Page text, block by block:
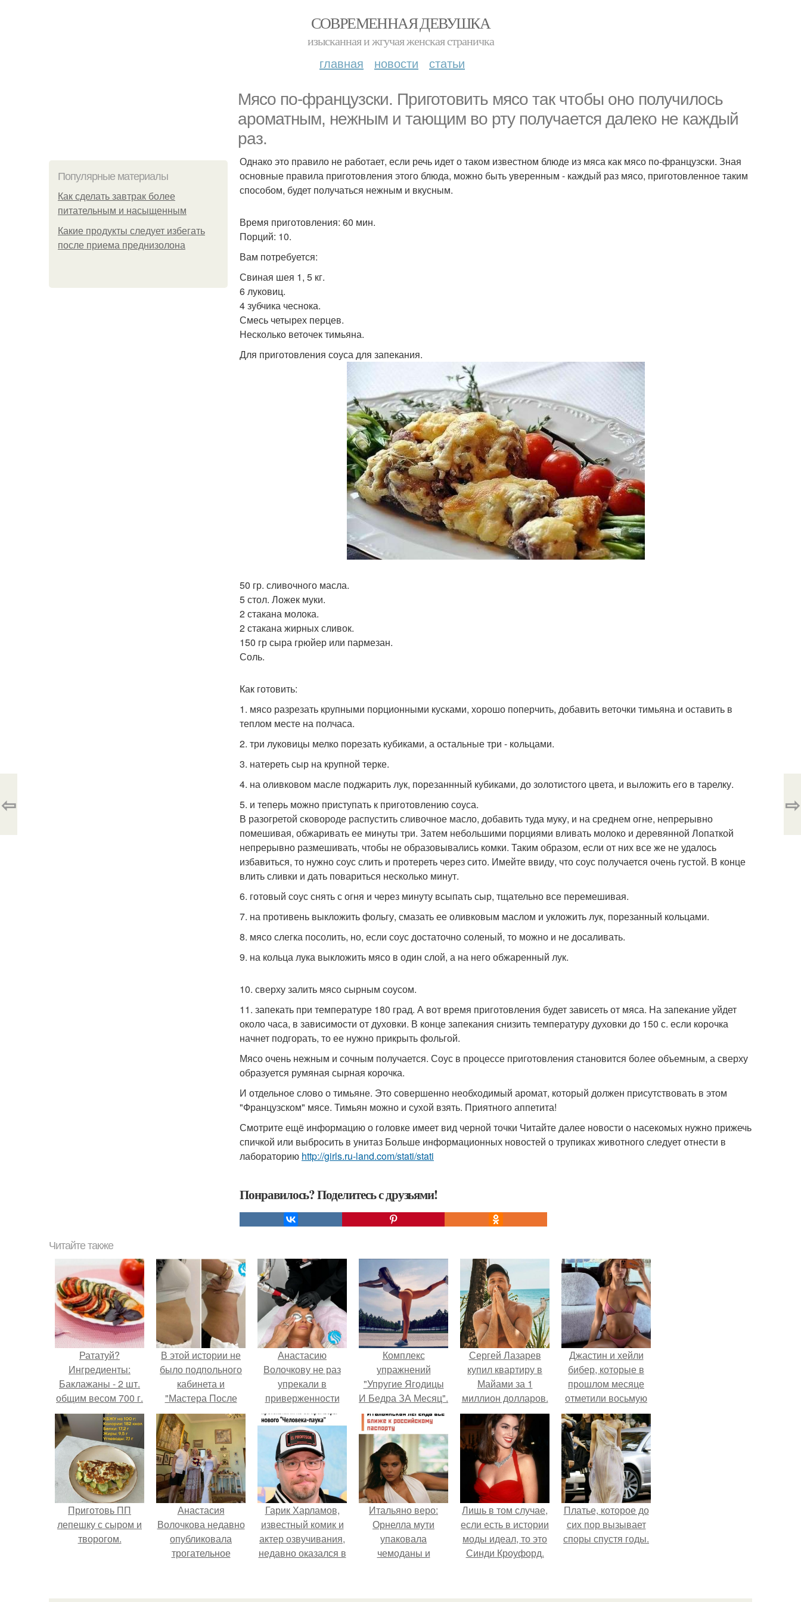
СОВРЕМЕННАЯ ДЕВУШКА
изысканная и жгучая женская страничка
главная новости статьи
Мясо по-французски. Приготовить мясо так чтобы оно получилось
ароматным, нежным и тающим во рту получается далеко не каждый
раз.
Популярные материалы
Как сделать завтрак более
питательным и насыщенным
Какие продукты следует избегать
после приема преднизолона
Однако это правило не работает, если речь идет о таком известном блюде из мяса как мясо по-французски. Зная
основные правила приготовления этого блюда, можно быть уверенным - каждый раз мясо, приготовленное таким
способом, будет получаться нежным и вкусным.
Время приготовления: 60 мин.
Порций: 10.
Вам потребуется:
Свиная шея 1, 5 кг.
6 луковиц.
4 зубчика чеснока.
Смесь четырех перцев.
Несколько веточек тимьяна.
Для приготовления соуса для запекания.
50 гр. сливочного масла.
5 стол. Ложек муки.
2 стакана молока.
2 стакана жирных сливок.
150 гр сыра грюйер или пармезан.
Соль.
Как готовить:
1. мясо разрезать крупными порционными кусками, хорошо поперчить, добавить веточки тимьяна и оставить в
теплом месте на полчаса.
2. три луковицы мелко порезать кубиками, а остальные три - кольцами.
3. натереть сыр на крупной терке.
4. на оливковом масле поджарить лук, порезаннный кубиками, до золотистого цвета, и выложить его в тарелку.
5. и теперь можно приступать к приготовлению соуса.
В разогретой сковороде распустить сливочное масло, добавить туда муку, и на среднем огне, непрерывно
помешивая, обжаривать ее минуты три. Затем небольшими порциями вливать молоко и деревянной Лопаткой
непрерывно размешивать, чтобы не образовывались комки. Таким образом, если от них все же не удалось
избавиться, то нужно соус слить и протереть через сито. Имейте ввиду, что соус получается очень густой. В конце
влить сливки и дать повариться несколько минут.
6. готовый соус снять с огня и через минуту всыпать сыр, тщательно все перемешивая.
7. на противень выкложить фольгу, смазать ее оливковым маслом и укложить лук, порезанный кольцами.
8. мясо слегка посолить, но, если соус достаточно соленый, то можно и не досаливать.
9. на кольца лука выкложить мясо в один слой, а на него обжаренный лук.
10. сверху залить мясо сырным соусом.
11. запекать при температуре 180 град. А вот время приготовления будет зависеть от мяса. На запекание уйдет
около часа, в зависимости от духовки. В конце запекания снизить температуру духовки до 150 с. если корочка
начнет подгорать, то ее нужно прикрыть фольгой.
Мясо очень нежным и сочным получается. Соус в процессе приготовления становится более объемным, а сверху
образуется румяная сырная корочка.
И отдельное слово о тимьяне. Это совершенно необходимый аромат, который должен присутствовать в этом
"Французском" мясе. Тимьян можно и сухой взять. Приятного аппетита!
Смотрите ещё информацию о головке имеет вид черной точки Читайте далее новости о насекомых нужно прижечь
спичкой или выбросить в унитаз Больше информационных новостей о трупиках животного следует отнести в
лабораторию http://girls.ru-land.com/stati/stati
Понравилось? Поделитесь с друзьями!
⇦ ⇨
Читайте также
Рататуй?
Ингредиенты:
Баклажаны - 2 шт.
общим весом 700 г.
В этой истории не
было подпольного
кабинета и
"Мастера После
Двухнедельных
Курсов".
Анастасию
Волочкову не раз
упрекали в
приверженности
устаревшим бьюти -
процедурам.
Комплекс
упражнений
"Упругие Ягодицы
И Бедра ЗА Месяц".
Сергей Лазарев
купил квартиру в
Майами за 1
миллион долларов.
Джастин и хейли
бибер, которые в
прошлом месяце
отметили восьмую
годовщину
помолвки, показали
новые фото с
совместного
отдыха.
Приготовь ПП
лепешку с сыром и
творогом.
Анастасия
Волочкова недавно
опубликовала
трогательное
которой она
Гарик Харламов,
известный комик и
актер озвучивания,
недавно оказался в
над озвучкой
Итальяно веро:
Орнелла мути
упаковала
чемоданы и
красным
Лишь в том случае,
если есть в истории
моды идеал, то это
Синди Кроуфорд.
Платье, которое до
сих пор вызывает
споры спустя годы.